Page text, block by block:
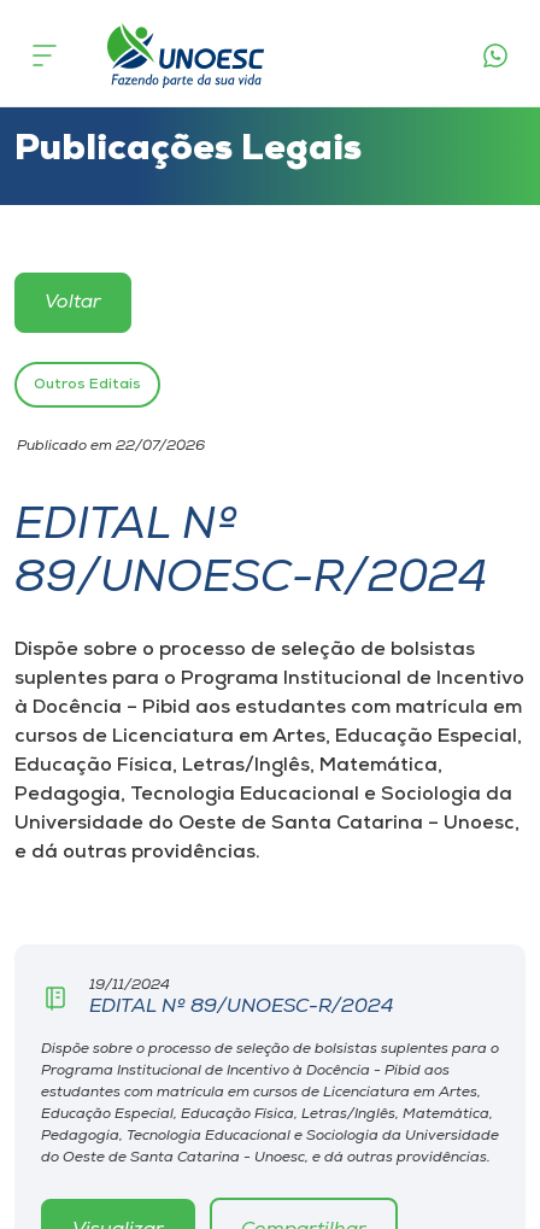
Cursos
Atendimento ao Estudante
Portal de Ensino
Unoesc
Internacionalização
I.nova
Diplomados
Cultura
Museu
Unoesc
Store
Publicações Legais
Voltar
Outros Editais
Publicado em 22/07/2026
EDITAL Nº
89/UNOESC-R/2024
Dispõe sobre o processo de seleção de bolsistas
suplentes para o Programa Institucional de Incentivo
à Docência – Pibid aos estudantes com matrícula em
cursos de Licenciatura em Artes, Educação Especial,
Educação Física, Letras/Inglês, Matemática,
Pedagogia, Tecnologia Educacional e Sociologia da
Universidade do Oeste de Santa Catarina – Unoesc,
e dá outras providências.
19/11/2024
EDITAL Nº 89/UNOESC-R/2024
Dispõe sobre o processo de seleção de bolsistas suplentes para o
Programa Institucional de Incentivo à Docência - Pibid aos
estudantes com matrícula em cursos de Licenciatura em Artes,
Educação Especial, Educação Física, Letras/Inglês, Matemática,
Pedagogia, Tecnologia Educacional e Sociologia da Universidade
do Oeste de Santa Catarina - Unoesc, e dá outras providências.